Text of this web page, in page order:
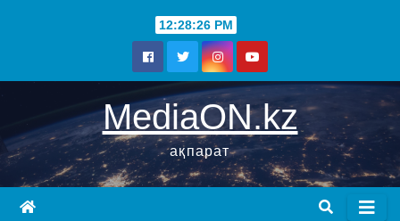
12:28:26 PM
MediaON.kz
ақпарат